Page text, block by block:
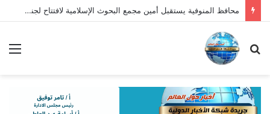
محافظ المنوفية يستقبل أمين مجمع البحوث الإسلامية لافتتاح لجنة الفتوى والمصالحات بشبين الكوم
بحث